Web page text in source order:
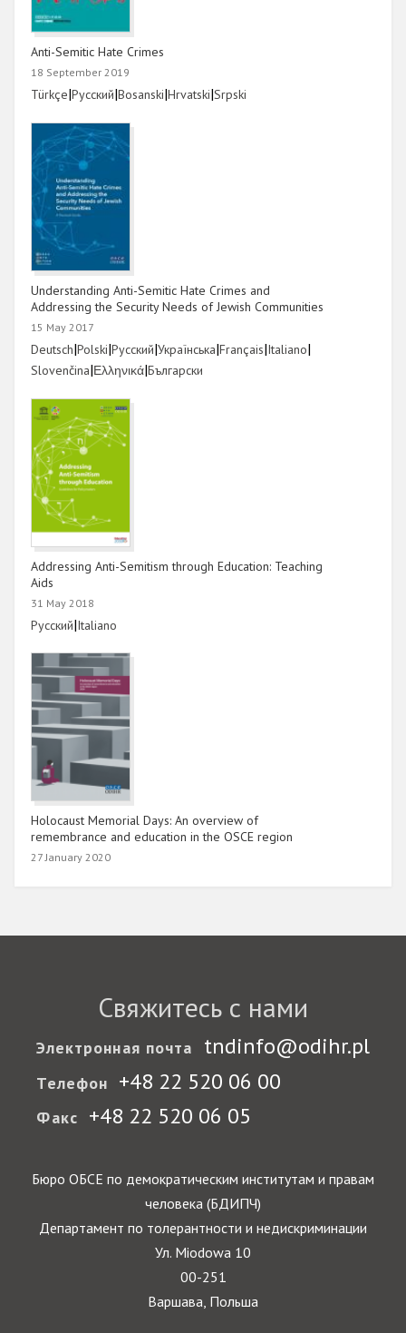
Anti-Semitic Hate Crimes
18 September 2019
Link
Türkçe|Link
Русский|Link
Bosanski|Link
Hrvatski|Link
Srpski
Understanding Anti-Semitic Hate Crimes and
Addressing the Security Needs of Jewish Communities
15 May 2017
Link
Deutsch|Link
Polski|Link
Русский|Link
Українська|Link
Français|Link
Italiano|
Link
Slovenčina|Link
Ελληνικά|Link
Български
Addressing Anti-Semitism through Education: Teaching
Aids
31 May 2018
Link
Русский|Link
Italiano
Holocaust Memorial Days: An overview of
remembrance and education in the OSCE region
27 January 2020
Свяжитесь с нами
Электронная почта tndinfo@odihr.pl
Телефон +48 22 520 06 00
Факс +48 22 520 06 05
Бюро ОБСЕ по демократическим институтам и правам
человека (БДИПЧ)
Департамент по толерантности и недискриминации
Ул. Miodowa 10
00-251
Варшава, Польша